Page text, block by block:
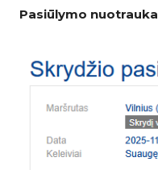
Pasiūlymo nuotrauka